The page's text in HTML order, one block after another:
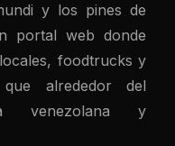
y los pines de
portal web donde
foodtrucks y
que alrededor del
venezolana y